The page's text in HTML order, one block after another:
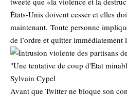
États-Unis doivent cesser et elles
maintenant. Toute personne
de l’ordre et quitter immédiatement
Avant que Twitter ne bloque son